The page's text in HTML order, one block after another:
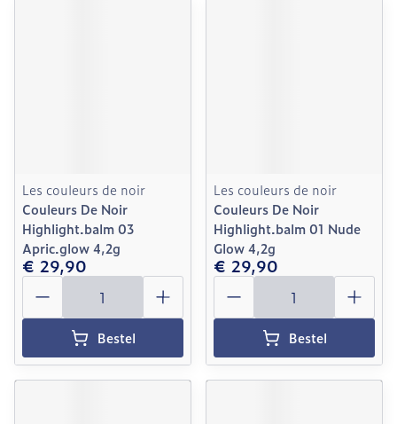
Les couleurs de noir
Couleurs De Noir
Highlight.balm 03
Apric.glow 4,2g
€ 29,90
Aantal
Bestel
Les couleurs de noir
Couleurs De Noir
Highlight.balm 01 Nude
Glow 4,2g
€ 29,90
Aantal
Bestel